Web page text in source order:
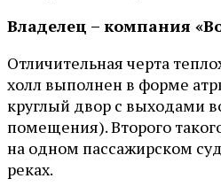
Владелец – компания
Отличительная черта
холл выполнен в форме
круглый двор с выходами
помещения). Второго
на одном пассажирском
реках.